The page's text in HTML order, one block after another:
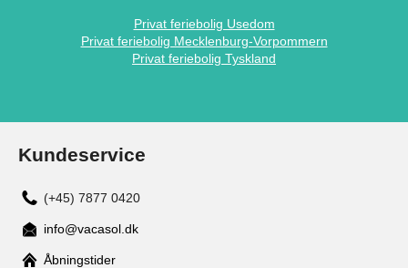
Privat feriebolig Usedom
Privat feriebolig Mecklenburg-Vorpommern
Privat feriebolig Tyskland
Kundeservice
(+45) 7877 0420
info@vacasol.dk
Åbningstider